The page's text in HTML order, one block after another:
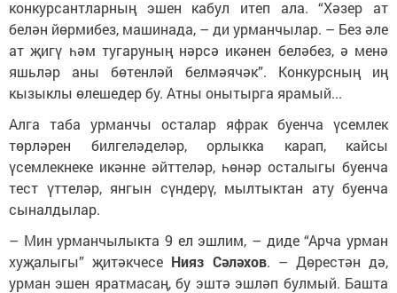
конкурсантларның эшен кабул итеп ала. “Хәзер ат
белән йөрмибез, машинада, – ди урманчылар. – Без әле
ат җигү һәм тугаруның нәрсә икәнен беләбез, ә менә
яшьләр аны бөтенләй белмәячәк”. Конкурсның иң
кызыклы өлешедер бу. Атны онытырга ярамый...
Алга таба урманчы осталар яфрак буенча үсемлек
төрләрен билгеләделәр, орлыкка карап, кайсы
үсемлекнеке икәнне әйттеләр, һөнәр осталыгы буенча
тест үттеләр, янгын сүндерү, мылтыктан ату буенча
сыналдылар.
– Мин урманчылыкта 9 ел эшлим, – диде “Арча урман
хуҗалыгы” җитәкчесе Нияз Сәләхов. – Дөрестән дә,
урман эшен яратмасаң, бу эштә эшләп булмый. Башта